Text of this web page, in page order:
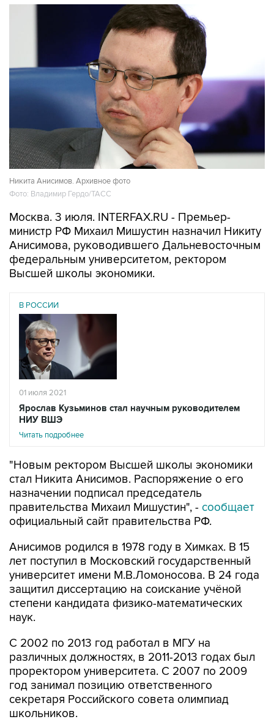
Никита Анисимов. Архивное фото
Фото: Владимир Гердо/ТАСС
Москва. 3 июля. INTERFAX.RU - Премьер-
министр РФ Михаил Мишустин назначил Никиту
Анисимова, руководившего Дальневосточным
федеральным университетом, ректором
Высшей школы экономики.
В РОССИИ
01 июля 2021
Ярослав Кузьминов стал научным руководителем
НИУ ВШЭ
Читать подробнее
"Новым ректором Высшей школы экономики
стал Никита Анисимов. Распоряжение о его
назначении подписал председатель
правительства Михаил Мишустин", - сообщает
официальный сайт правительства РФ.
Анисимов родился в 1978 году в Химках. В 15
лет поступил в Московский государственный
университет имени М.В.Ломоносова. В 24 года
защитил диссертацию на соискание учёной
степени кандидата физико-математических
наук.
С 2002 по 2013 год работал в МГУ на
различных должностях, в 2011-2013 годах был
проректором университета. С 2007 по 2009
год занимал позицию ответственного
секретаря Российского совета олимпиад
школьников.